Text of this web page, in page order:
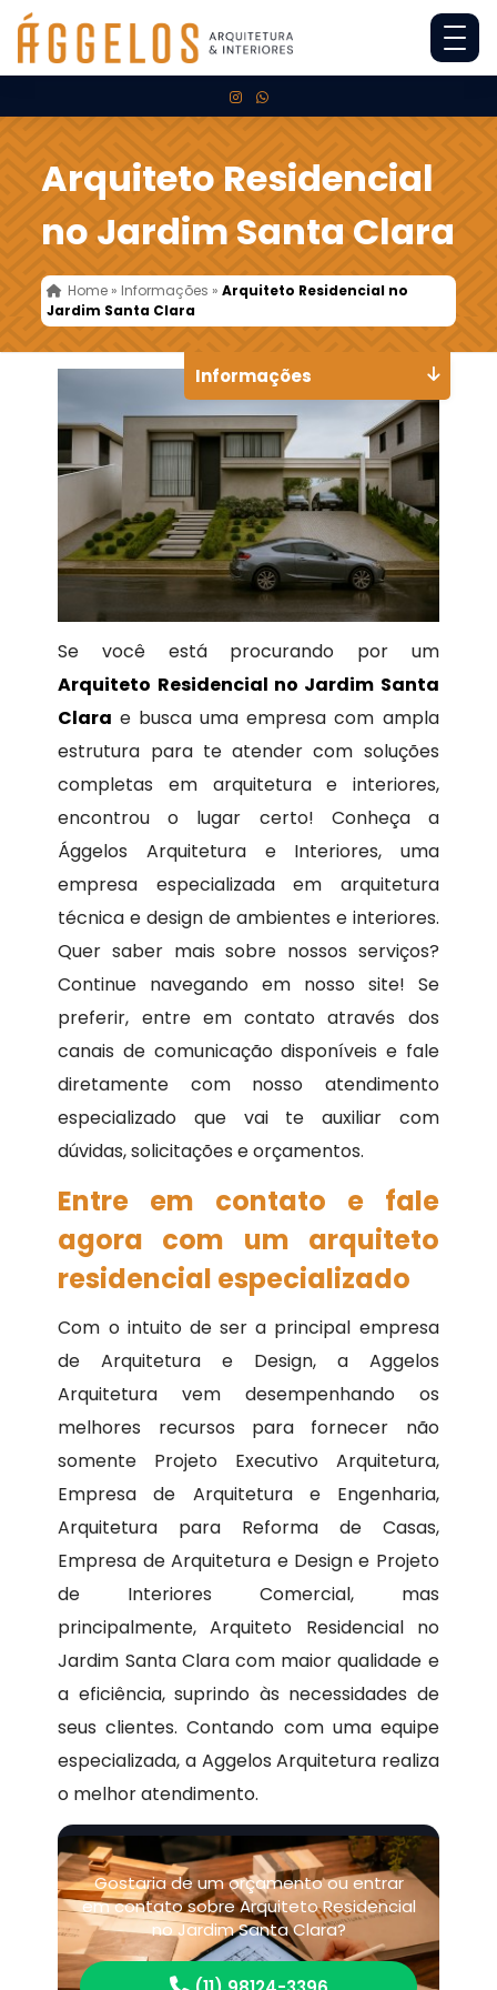
Arquiteto Residencial
no Jardim Santa Clara
Home » Informações »Arquiteto Residencial no
Jardim Santa Clara
Se você está procurando por um
Arquiteto Residencial no Jardim Santa
Clara e busca uma empresa com ampla
estrutura para te atender com soluções
completas em arquitetura e interiores,
encontrou o lugar certo! Conheça a
Ággelos Arquitetura e Interiores, uma
empresa especializada em arquitetura
técnica e design de ambientes e interiores.
Quer saber mais sobre nossos serviços?
Continue navegando em nosso site! Se
preferir, entre em contato através dos
canais de comunicação disponíveis e fale
diretamente com nosso atendimento
especializado que vai te auxiliar com
dúvidas, solicitações e orçamentos.
Entre em contato e fale
agora com um arquiteto
residencial especializado
Com o intuito de ser a principal empresa
de Arquitetura e Design, a Aggelos
Arquitetura vem desempenhando os
melhores recursos para fornecer não
somente Projeto Executivo Arquitetura,
Empresa de Arquitetura e Engenharia,
Arquitetura para Reforma de Casas,
Empresa de Arquitetura e Design e Projeto
de Interiores Comercial, mas
principalmente, Arquiteto Residencial no
Jardim Santa Clara com maior qualidade e
a eficiência, suprindo às necessidades de
seus clientes. Contando com uma equipe
especializada, a Aggelos Arquitetura realiza
o melhor atendimento.
Gostaria de um orçamento ou entrar
em contato sobre Arquiteto Residencial
no Jardim Santa Clara?
Informações